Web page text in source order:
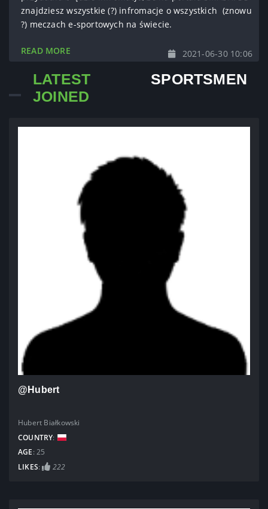
znajdziesz wszystkie (?) infromacje o wszystkich (znowu
?) meczach e-sportowych na świecie.
READ MORE 2021-06-30 10:06
LATEST
JOINED
SPORTSMEN
@Hubert
Hubert Białkowski
COUNTRY:
AGE: 25
LIKES: 222